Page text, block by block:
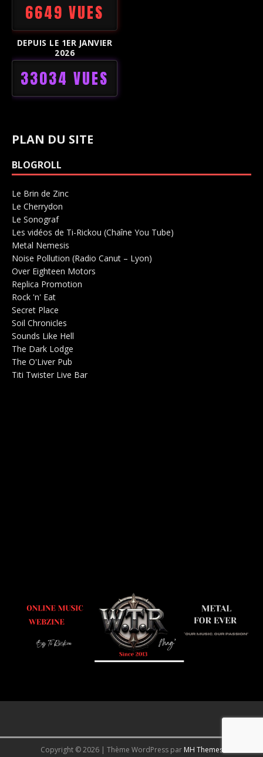
6649 VUES
DEPUIS LE 1ER JANVIER
2026
33034 VUES
PLAN DU SITE
BLOGROLL
Le Brin de Zinc
Le Cherrydon
Le SonografSalle de concerts 0
Les vidéos de Ti-Rickou (Chaîne You Tube)
Metal Nemesis
Noise Pollution (Radio Canut – Lyon)
Over Eighteen Motors
Replica Promotion
Rock 'n' Eat
Secret Place
Soil Chronicles
Sounds Like Hell
The Dark Lodge
The O'Liver Pub
Titi Twister Live Bar
Copyright © 2026 | Thème WordPress par MH Themes